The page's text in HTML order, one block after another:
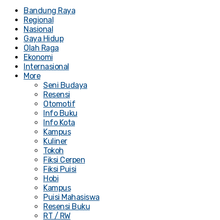
Bandung Raya
Regional
Nasional
Gaya Hidup
Olah Raga
Ekonomi
Internasional
More
Seni Budaya
Resensi
Otomotif
Info Buku
Info Kota
Kampus
Kuliner
Tokoh
Fiksi Cerpen
Fiksi Puisi
Hobi
Kampus
Puisi Mahasiswa
Resensi Buku
RT / RW